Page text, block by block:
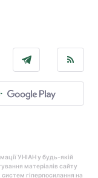
УНІАН у будь-якій
матеріалів сайту
гіперпосилання на